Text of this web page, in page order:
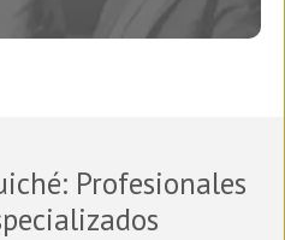
: Profesionales